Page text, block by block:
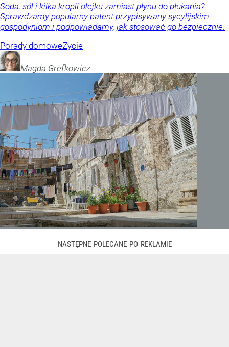
Soda, sól i kilka kropli olejku zamiast płynu do płukania?
Sprawdzamy popularny patent przypisywany sycylijskim
gospodyniom i podpowiadamy, jak stosować go bezpiecznie.
Porady domoweŻycie
Magda Grefkowicz